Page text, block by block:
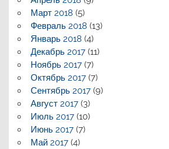
Март 2018 (5)
Февраль 2018 (13)
Январь 2018 (4)
Декабрь 2017(11)
Ноябрь 2017(7)
Октябрь 2017(7)
Сентябрь 2017(9)
Август 2017(3)
Июль 2017(10)
Июнь 2017(7)
Май 2017(4)